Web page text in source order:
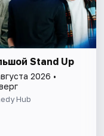
Stand Up
2026 •
Hub